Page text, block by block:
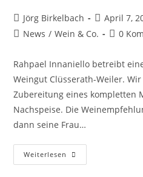
Jörg Birkelbach
April 7,
News / Wein & Co. 0
Rahpael Innaniello betreibt
Weingut Clüsserath-Weiler.
Zubereitung eines kompletten
Nachspeise. Die
dann seine Frau…
Weiterlesen